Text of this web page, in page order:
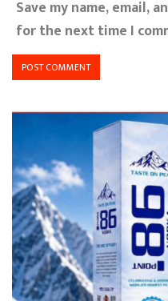
Save my name, email,
for the next time I